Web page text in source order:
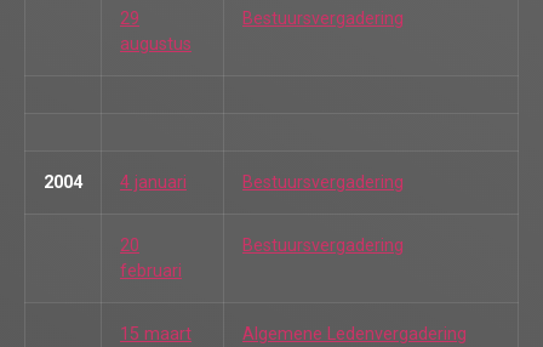
29
augustus
Bestuursvergadering
2004 4 januari Bestuursvergadering
20
februari
Bestuursvergadering
15 maart Algemene Ledenvergadering